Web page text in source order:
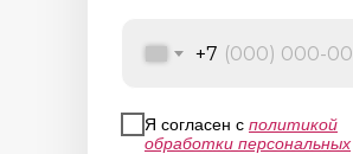
+7
Я согласен с политикой
обработки персональных